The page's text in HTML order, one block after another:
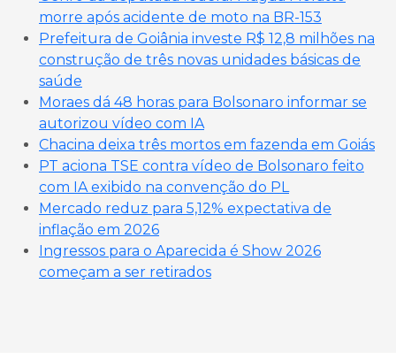
morre após acidente de moto na BR-153
Prefeitura de Goiânia investe R$ 12,8 milhões na
construção de três novas unidades básicas de
saúde
Moraes dá 48 horas para Bolsonaro informar se
autorizou vídeo com IA
Chacina deixa três mortos em fazenda em Goiás
PT aciona TSE contra vídeo de Bolsonaro feito
com IA exibido na convenção do PL
Mercado reduz para 5,12% expectativa de
inflação em 2026
Ingressos para o Aparecida é Show 2026
começam a ser retirados